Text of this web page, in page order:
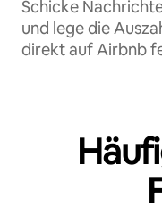
Schicke
und lege die
direkt auf Airbnb